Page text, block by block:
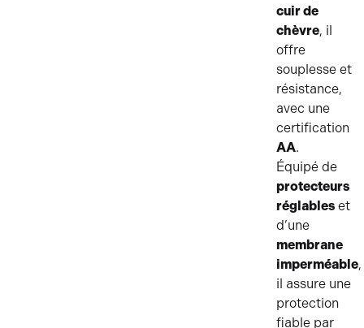
cuir de
chèvre, il
offre
souplesse et
résistance,
avec une
certification
AA.
Équipé de
protecteurs
réglables et
d’une
membrane
imperméable,
il assure une
protection
fiable par